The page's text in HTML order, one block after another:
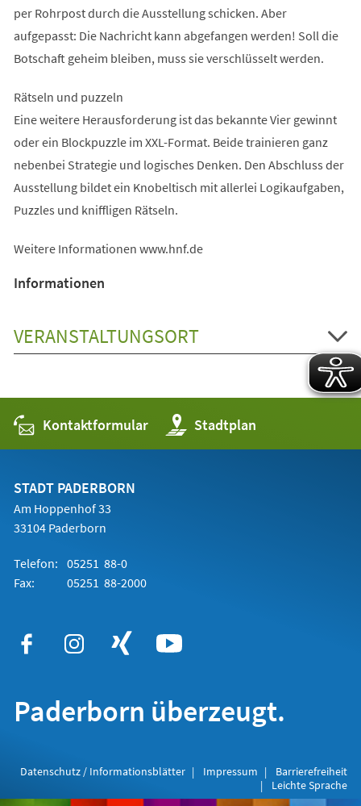
per Rohrpost durch die Ausstellung schicken. Aber
aufgepasst: Die Nachricht kann abgefangen werden! Soll die
Botschaft geheim bleiben, muss sie verschlüsselt werden.
Rätseln und puzzeln
Eine weitere Herausforderung ist das bekannte Vier gewinnt
oder ein Blockpuzzle im XXL-Format. Beide trainieren ganz
nebenbei Strategie und logisches Denken. Den Abschluss der
Ausstellung bildet ein Knobeltisch mit allerlei Logikaufgaben,
Puzzles und kniffligen Rätseln.
Weitere Informationen www.hnf.de
Informationen
VERANSTALTUNGSORT
Kontaktformular Stadtplan
(Öffnet
in
einem
STADT PADERBORN
Am Hoppenhof 33
33104 Paderborn
Telefon: 05251 88-0
Fax:
05251 88-2000
Paderborn überzeugt.
Datenschutz / Informationsblätter Impressum
Barrierefreiheit
Leichte Sprache